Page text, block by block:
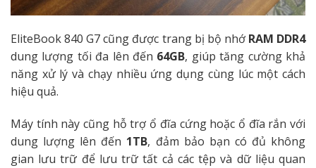
EliteBook 840 G7 cũng được trang bị bộ nhớ RAM DDR4
dung lượng tối đa lên đến 64GB, giúp tăng cường khả
năng xử lý và chạy nhiều ứng dụng cùng lúc một cách
hiệu quả.
Máy tính này cũng hỗ trợ ổ đĩa cứng hoặc ổ đĩa rắn với
dung lượng lên đến 1TB, đảm bảo bạn có đủ không
gian lưu trữ để lưu trữ tất cả các tệp và dữ liệu quan